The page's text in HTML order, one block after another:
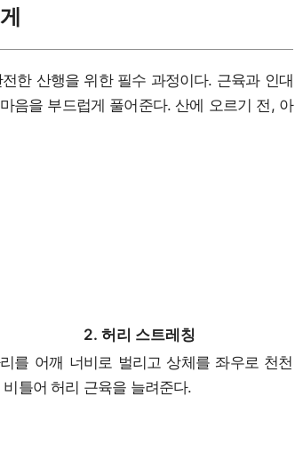
한 산행을 위한 필수 과정이다. 근육과 인대
음을 부드럽게 풀어준다. 산에 오르기 전, 아
2. 허리 스트레칭
를 어깨 너비로 벌리고 상체를 좌우로 천천
비틀어 허리 근육을 늘려준다.